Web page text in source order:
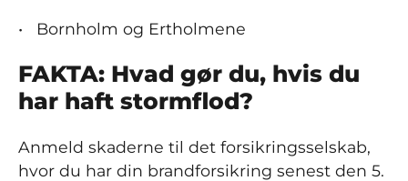
Bornholm og Ertholmene
FAKTA: Hvad gør du, hvis du
har haft stormflod?
Anmeld skaderne til det forsikringsselskab,
hvor du har din brandforsikring senest den 5.